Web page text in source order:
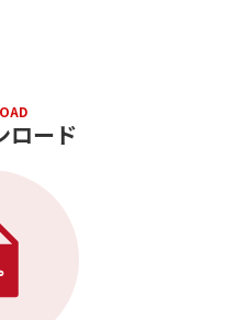
ロード